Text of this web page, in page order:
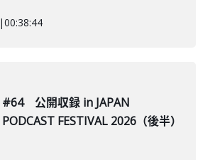
|00:38:44
#64 公開収録 in JAPAN
PODCAST FESTIVAL 2026（後半）